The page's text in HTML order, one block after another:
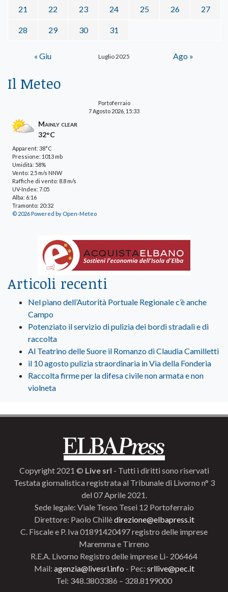
Luglio 2025
21 22 23 24 25 26 27
28 29 30 31
« Giu Ago »
Il Meteo
Portoferraio
7 Agosto 2026, 15:33
Mainly clear
32°C
Apparent: 38°C
Pressione: 1013 mb
Umidità: 58%
Vento: 2.5 m/s NNW
Raffiche di vento: 8.8 m/s
UV-Index: 7.05
Alba: 6:16
Tramonto: 20:32
© 2026 Powered by Open-Meteo
Articoli recenti
Nel piano dell’Autorità Portuale Regionale c’è anche
Campo
Potenziato il servizio di pulizia dei bordi stradali e di
raccolta
Al Teatrino delle Suore il Romanzo di Claudia Camilletti
il 10 agosto pulizia straordinaria in Via della Fonderia
Raccolta firme per la difesa civile non armata e non
violneta
Copyright 2021 © Live srl - Tutti i diritti sono riservati
Testata giornalistica registrata al Tribunale di Livorno n° 3
del 07 Aprile 2021.
Sede legale: Viale Teseo Tesei 12 Portoferraio
Direttore: Paolo Chillèdirezione@elbapress.it
C. Fiscale e P. Iva 01891420497 registro delle imprese
Maremma e Tirreno
R.E.A. Livorno Registro delle imprese Li- 206464
Mail: agenzia@livesrl.info - Pec: srllive@pec.it
Tel: 348.3803386 – 328.8199000